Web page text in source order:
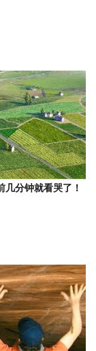
几分钟就看哭了！